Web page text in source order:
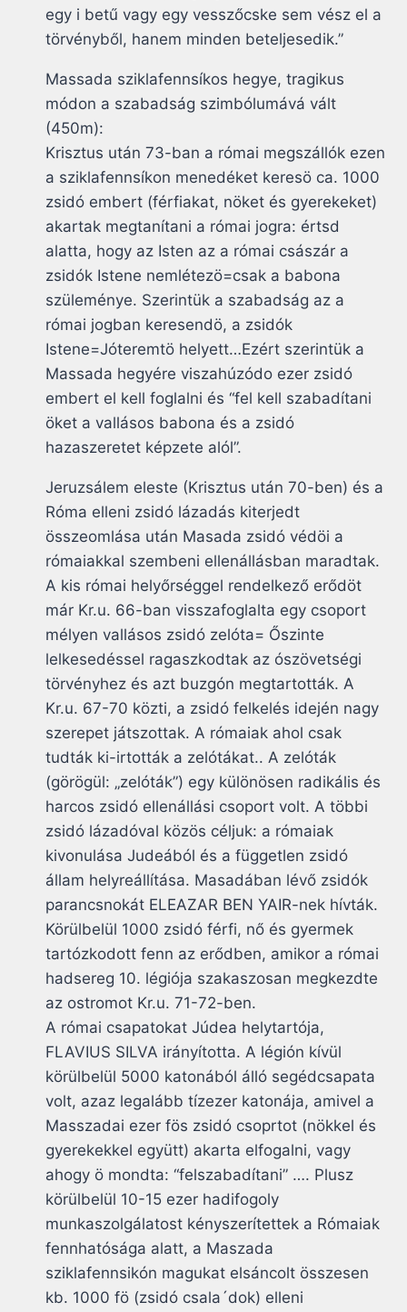
egy i betű vagy egy vesszőcske sem vész el a
törvényből, hanem minden beteljesedik.”
Massada sziklafennsíkos hegye, tragikus
módon a szabadság szimbólumává vált
(450m):
Krisztus után 73-ban a római megszállók ezen
a sziklafennsíkon menedéket keresö ca. 1000
zsidó embert (férfiakat, nöket és gyerekeket)
akartak megtanítani a római jogra: értsd
alatta, hogy az Isten az a római császár a
zsidók Istene nemlétezö=csak a babona
szüleménye. Szerintük a szabadság az a
római jogban keresendö, a zsidók
Istene=Jóteremtö helyett…Ezért szerintük a
Massada hegyére viszahúzódo ezer zsidó
embert el kell foglalni és “fel kell szabadítani
öket a vallásos babona és a zsidó
hazaszeretet képzete alól”.
Jeruzsálem eleste (Krisztus után 70-ben) és a
Róma elleni zsidó lázadás kiterjedt
összeomlása után Masada zsidó védöi a
rómaiakkal szembeni ellenállásban maradtak.
A kis római helyőrséggel rendelkező erődöt
már Kr.u. 66-ban visszafoglalta egy csoport
mélyen vallásos zsidó zelóta= Őszinte
lelkesedéssel ragaszkodtak az ószövetségi
törvényhez és azt buzgón megtartották. A
Kr.u. 67-70 közti, a zsidó felkelés idején nagy
szerepet játszottak. A rómaiak ahol csak
tudták ki-irtották a zelótákat.. A zelóták
(görögül: „zelóták”) egy különösen radikális és
harcos zsidó ellenállási csoport volt. A többi
zsidó lázadóval közös céljuk: a rómaiak
kivonulása Judeából és a független zsidó
állam helyreállítása. Masadában lévő zsidók
parancsnokát ELEAZAR BEN YAIR-nek hívták.
Körülbelül 1000 zsidó férfi, nő és gyermek
tartózkodott fenn az erődben, amikor a római
hadsereg 10. légiója szakaszosan megkezdte
az ostromot Kr.u. 71-72-ben.
A római csapatokat Júdea helytartója,
FLAVIUS SILVA irányította. A légión kívül
körülbelül 5000 katonából álló segédcsapata
volt, azaz legalább tízezer katonája, amivel a
Masszadai ezer fös zsidó csoprtot (nökkel és
gyerekekkel együtt) akarta elfogalni, vagy
ahogy ö mondta: “felszabadítani” …. Plusz
körülbelül 10-15 ezer hadifogoly
munkaszolgálatost kényszerítettek a Rómaiak
fennhatósága alatt, a Maszada
sziklafennsikón magukat elsáncolt összesen
kb. 1000 fö (zsidó csala´dok) elleni